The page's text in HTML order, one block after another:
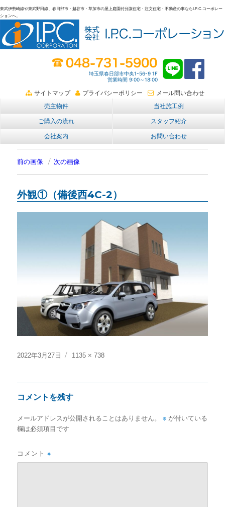
東武伊勢崎線や東武野田線、春日部市・越谷市・草加市の屋上庭園付分譲住宅・注文住宅・不動産の事ならI.P.C.コーポレー
ションへ。
春日部・越谷・草加の不動産。I.P.C.コーポレーション。屋上庭園も
埼玉県春日部市中央1-56-9 1F
営業時間 9:00～18:00
サイトマップ プライバシーポリシー
メール問い合わせ
売主物件
当社施工例
ご購入の流れ スタッフ紹介
会社案内 お問い合わせ
前の画像 次の画像
外観①（備後西4C-2）
投
2022年3月27日
フ
ズ
1135 × 738
コメントを残す
メールアドレスが公開されることはありません。 ※ が付いている
欄は必須項目です
コメント※